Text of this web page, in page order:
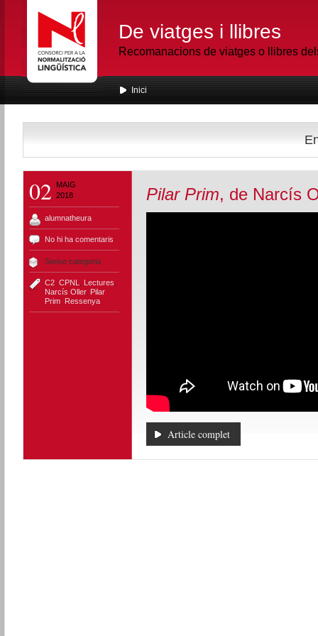
De viatges i llibres
Recomanacions de viatges o llibres
Inici
02
MAIG
2018
alumnatheura
No hi ha comentaris
Sense categoria
C2, CPNL Lectures
Narcís Oller, Pilar
Prim, Ressenya
Pilar Prim, de Narcís
Article complet